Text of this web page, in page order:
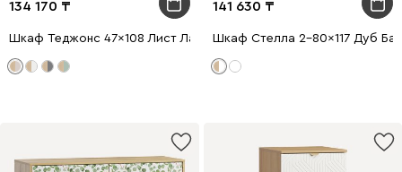
134 170
Шкаф Теджонс 47x108 Лист Латте
141 630
Шкаф Стелла 2-80x117 Дуб